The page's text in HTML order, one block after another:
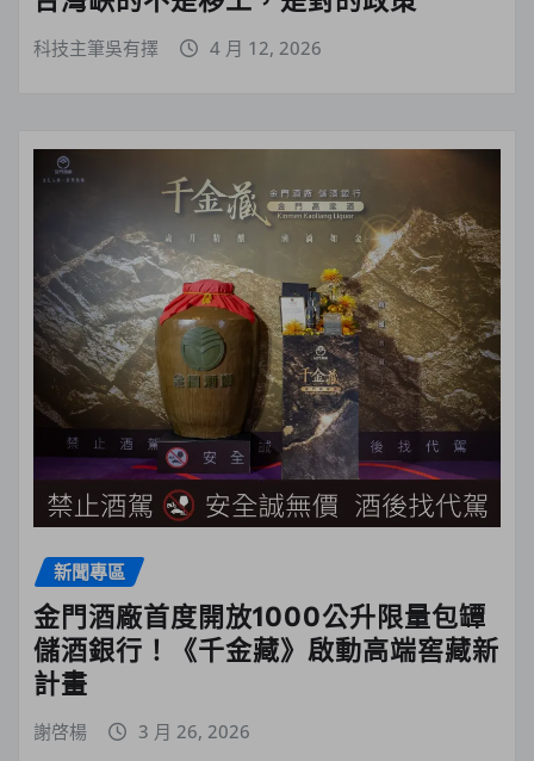
科技主筆吳有擇 4 月 12, 2026
新聞專區
金門酒廠首度開放1000公升限量包罈
儲酒銀行！《千金藏》啟動高端窖藏新
計畫
謝啓楊 3 月 26, 2026